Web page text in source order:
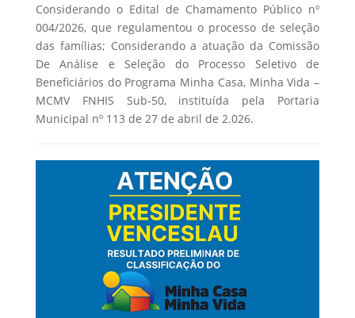
Considerando o Edital de Chamamento Público nº
004/2026, que regulamentou o processo de seleção
das famílias; Considerando a atuação da Comissão
De Análise e Seleção do Processo Seletivo de
Beneficiários do Programa Minha Casa, Minha Vida –
MCMV FNHIS Sub-50, instituída pela Portaria
Municipal nº 113 de 27 de abril de 2.026.